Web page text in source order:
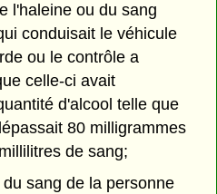
l'haleine ou du sang
conduisait le véhicule
ou le contrôle a
celle-ci avait
d'alcool telle que
80 milligrammes
de sang;
sang de la personne